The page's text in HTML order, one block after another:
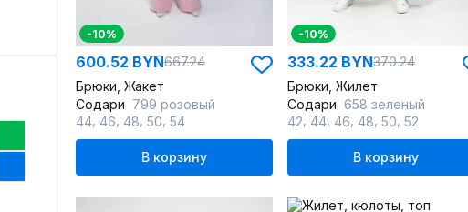
-10%
600.52 BYN667.24
Брюки, Жакет
Содари 799 розовый
44 46 48 50 54
В корзину
-10%
333.22 BYN370.24
Брюки, Жилет
Содари 658 зеленый
42 44 46 48 50 52
В корзину